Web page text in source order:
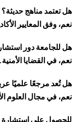
هل تعتمد مناهج حديثة؟
نعم، وفق المعايير
هل للجامعة دور
نعم، في القضايا الأمنية.
هل تُعد مرجعًا علميًا
نعم، في مجال العلوم
للحصول على استشارة